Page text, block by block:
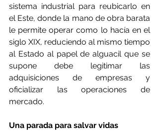
sistema industrial para reubicarlo en
el Este, donde la mano de obra barata
le permite operar como lo hacía en el
siglo XIX, reduciendo al mismo tiempo
al Estado al papel de alguacil que se
supone debe legitimar las
adquisiciones de empresas y
oficializar las operaciones de
mercado.
Una parada para salvar vidas